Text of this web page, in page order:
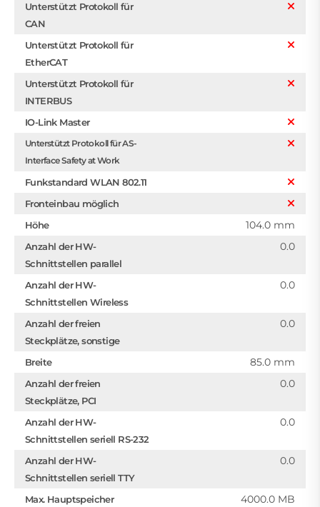
Unterstützt Protokoll für
CAN
Unterstützt Protokoll für
EtherCAT
Unterstützt Protokoll für
INTERBUS
IO-Link Master
Unterstützt Protokoll für AS-
Interface Safety at Work
Funkstandard WLAN 802.11
Fronteinbau möglich
Höhe
104.0 mm
Anzahl der HW-
Schnittstellen parallel
0.0
Anzahl der HW-
Schnittstellen Wireless
0.0
Anzahl der freien
Steckplätze, sonstige
0.0
Breite 85.0 mm
Anzahl der freien
Steckplätze, PCI
0.0
Anzahl der HW-
Schnittstellen seriell RS-232
0.0
Anzahl der HW-
Schnittstellen seriell TTY
0.0
Max. Hauptspeicher 4000.0 MB